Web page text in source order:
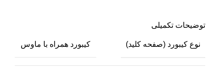
توضیحات تکمیلی
نوع کیبورد (صفحه کلید) کیبورد همراه با ماوس